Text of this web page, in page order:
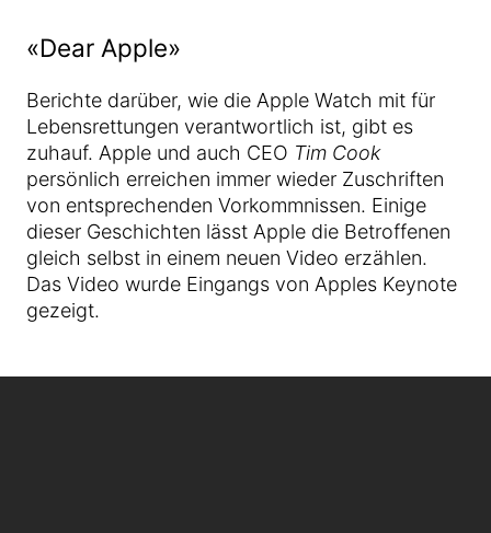
«Dear Apple»
Berichte darüber, wie die Apple Watch mit für
Lebensrettungen verantwortlich ist, gibt es
zuhauf. Apple und auch CEO Tim Cook
persönlich erreichen immer wieder Zuschriften
von entsprechenden Vorkommnissen. Einige
dieser Geschichten lässt Apple die Betroffenen
gleich selbst in einem neuen Video erzählen.
Das Video wurde Eingangs von Apples Keynote
gezeigt.